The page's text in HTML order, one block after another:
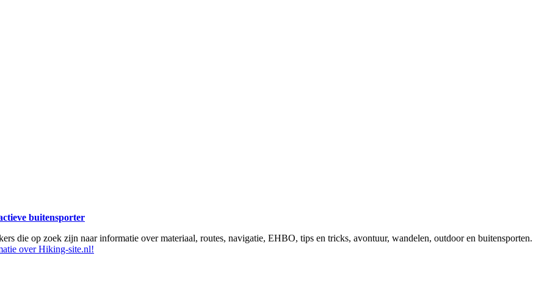
buitensporter
die op zoek zijn naar informatie over materiaal, routes, navigatie, EHBO, tips en tricks, avontuur, wandelen, outdoor en buitensporten.
over Hiking-site.nl!